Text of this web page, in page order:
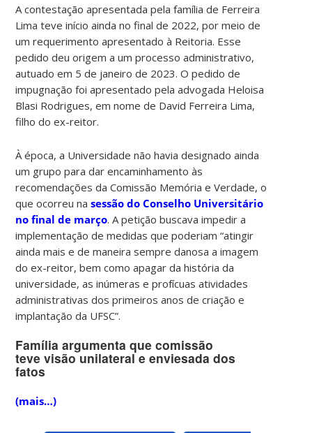
A contestação apresentada pela família de Ferreira
Lima teve início ainda no final de 2022, por meio de
um requerimento apresentado à Reitoria. Esse
pedido deu origem a um processo administrativo,
autuado em 5 de janeiro de 2023. O pedido de
impugnação foi apresentado pela advogada Heloisa
Blasi Rodrigues, em nome de David Ferreira Lima,
filho do ex-reitor.
À época, a Universidade não havia designado ainda
um grupo para dar encaminhamento às
recomendações da Comissão Memória e Verdade, o
que ocorreu nasessão do Conselho Universitário
no final de março. A petição buscava impedir a
implementação de medidas que poderiam “atingir
ainda mais e de maneira sempre danosa a imagem
do ex-reitor, bem como apagar da história da
universidade, as inúmeras e profícuas atividades
administrativas dos primeiros anos de criação e
implantação da UFSC”.
Família argumenta que comissão
teve visão unilateral e enviesada dos
fatos
(mais…)